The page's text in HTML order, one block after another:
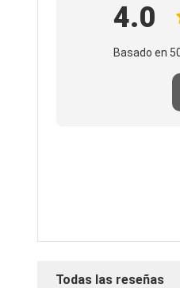
4.0
Basado en
Todas las reseñas